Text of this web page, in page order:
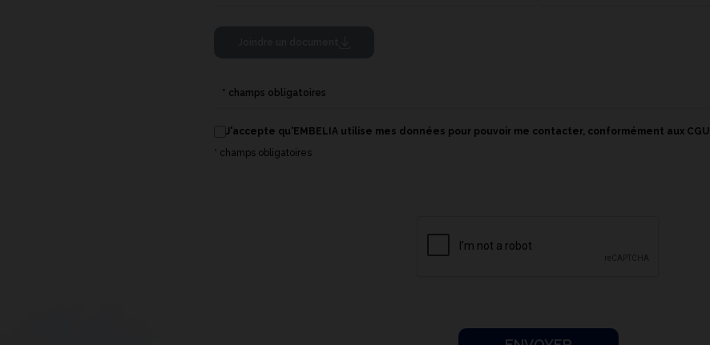
* champs obligatoires
J'accepte qu'EMBELIA utilise mes données pour pouvoir me contacter, conformément aux CGU
* champs obligatoires